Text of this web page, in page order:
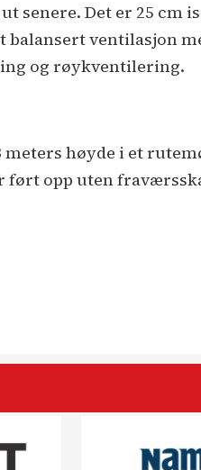
senere. Det er 25 cm
balansert ventilasjon
og røykventilering.
høyde i et
ført opp uten